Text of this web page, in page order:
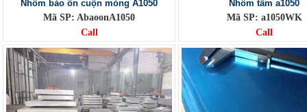
Nhôm bảo ôn cuộn mỏng A1050
Mã SP: AbaoonA1050
Call
Nhôm tấm a1050
Mã SP: a1050WK
Call